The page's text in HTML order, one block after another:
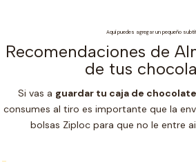
Aquí puedes agregar un pequeño
Recomendaciones de
de tus
Si vas a guardar tu caja de chocolate
consumes al tiro es importante que la
bolsas Ziploc para que no le entre